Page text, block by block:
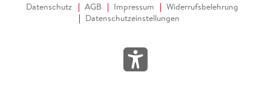
Datenschutz AGB Impressum
Widerrufsbelehrung
Datenschutzeinstellungen